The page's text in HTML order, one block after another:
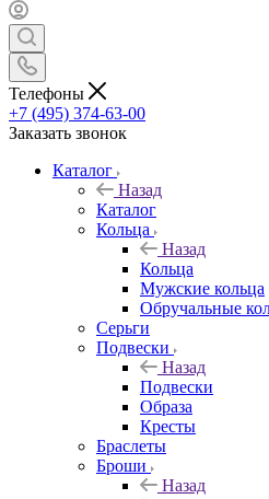
Телефоны
+7 (495) 374-63-00
Заказать звонок
Каталог
Назад
Каталог
Кольца
Назад
Кольца
Мужские кольца
Обручальные
Серьги
Подвески
Назад
Подвески
Образа
Кресты
Браслеты
Броши
Назад